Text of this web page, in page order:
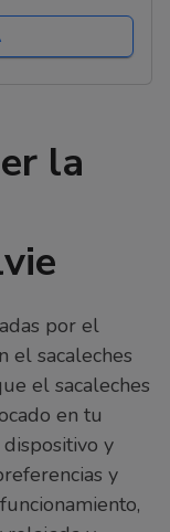
la
por el
el sacaleches
el sacaleches
en tu
y
y